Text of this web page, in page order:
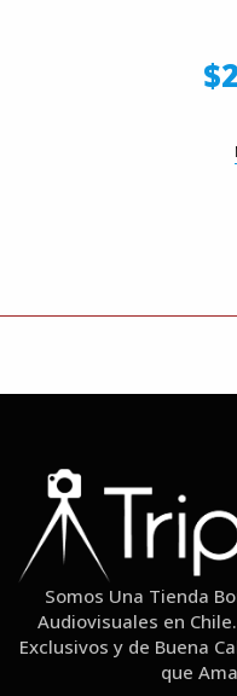
Somos Una Tienda
Audiovisuales en
Exclusivos y de Buena
que